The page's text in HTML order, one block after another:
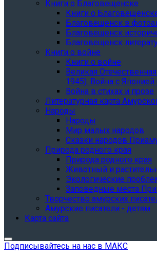
Книги о Благовещенске
Книги о
Благовещенск в
Благовещенск
Благовещенск
Книги о войне
Книги о войне
Великая
1945). Война с Японией
Война в стихах и прозе
Литературная карта
Народы
Народы
Мир малых народов
Сказки народов
Природа родного края
Природа родного края
Животный и
Экологические
Заповедные места
Творчество амурских
Амурские писатели - детям
Карта сайта
Подписывайтесь на нас в МАКС